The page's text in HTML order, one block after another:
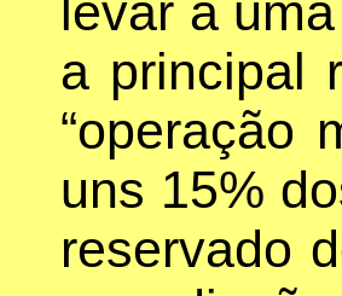
levar a
a principal
“operação
uns 15%
reservado